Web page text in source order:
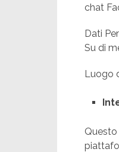
chat
Dati
Su di
Luogo